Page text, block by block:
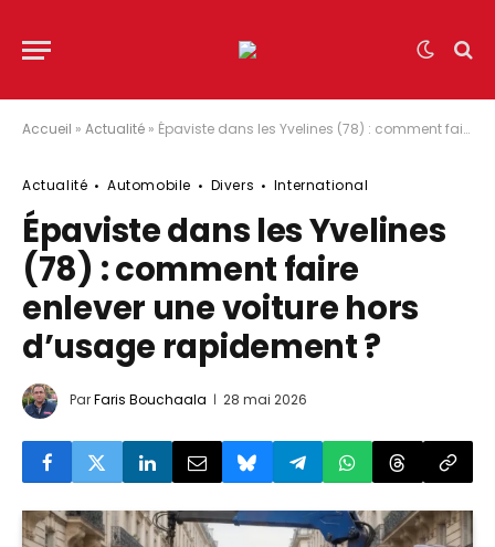
Accueil » Actualité » Épaviste dans les Yvelines (78) : comment faire enlever une voiture hors d’usage rapidement ?
Actualité Automobile Divers International
Épaviste dans les Yvelines
(78) : comment faire
enlever une voiture hors
d’usage rapidement ?
ParFaris Bouchaala 28 mai 2026
© DR